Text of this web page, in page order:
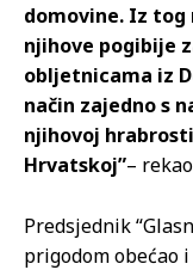
domovine. Iz
njihove pogibije
obljetnicama iz
način zajedno s
njihovoj
Hrvatskoj”–
Predsjednik
prigodom obećao